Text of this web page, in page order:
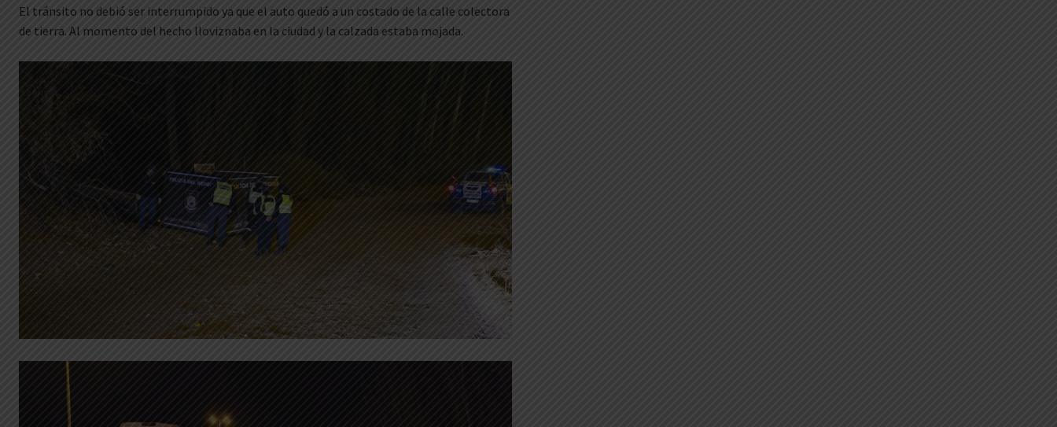
El tránsito no debió ser interrumpido ya que el auto quedó a un costado de la calle colectora
de tierra. Al momento del hecho lloviznaba en la ciudad y la calzada estaba mojada.